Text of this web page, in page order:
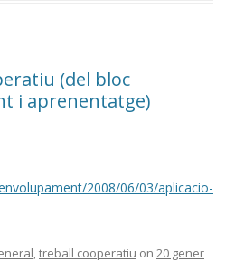
(del bloc
i aprenentatge)
2008/06/03/aplicacio-
,treball cooperatiu on 20 gener